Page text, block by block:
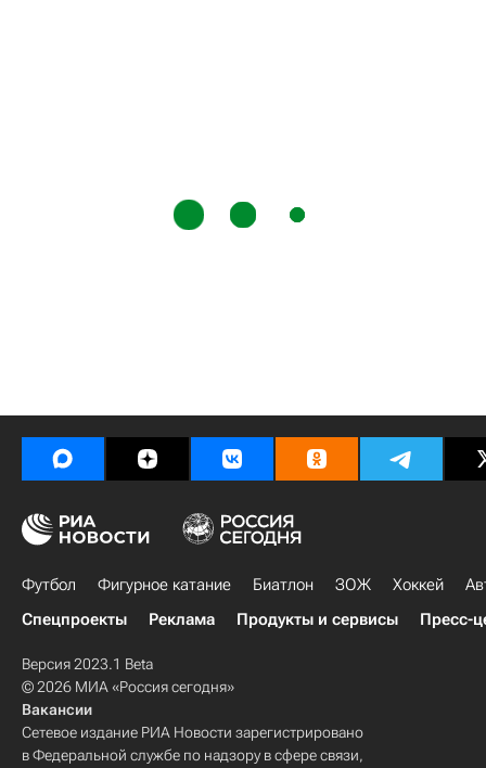
Футбол Фигурное катание Биатлон ЗОЖ Хоккей
Спецпроекты
Реклама Продукты и сервисы Пресс-
Версия 2023.1 Beta
© 2026 МИА «Россия сегодня»
Вакансии
Сетевое издание РИА Новости зарегистрировано
в Федеральной службе по надзору в сфере связи,